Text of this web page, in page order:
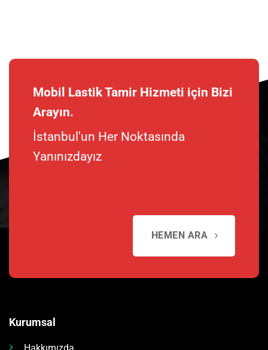
Mobil Lastik Tamir Hizmeti için Bizi
Arayın.
İstanbul'un Her Noktasında
Yanınızdayız
HEMEN ARA
Kurumsal